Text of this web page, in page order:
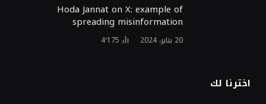
Hoda Jannat on X: example of
spreading misinformation
20 يناير، 2024 4٬175
اخترنا لك